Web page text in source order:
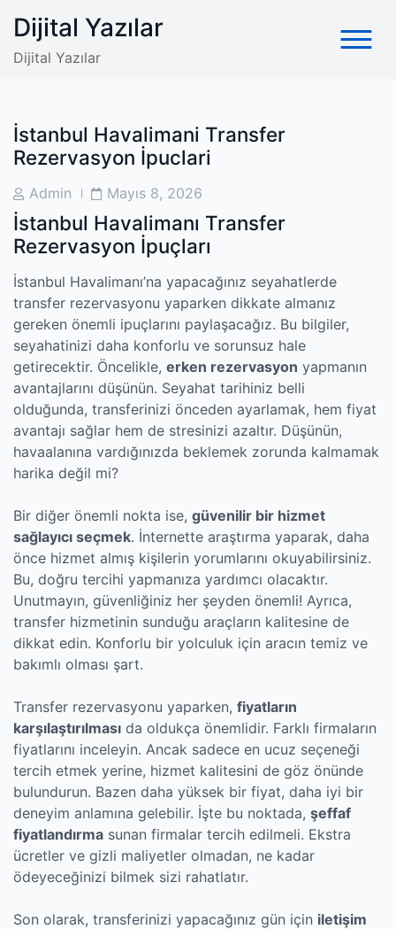
content
Dijital Yazılar
Dijital Yazılar
İstanbul Havalimani Transfer
Rezervasyon İpuclari
Post
Author
Admin
PostMayıs 8, 2026
İstanbul Havalimanı Transfer
Rezervasyon İpuçları
İstanbul Havalimanı’na yapacağınız seyahatlerde
transfer rezervasyonu yaparken dikkate almanız
gereken önemli ipuçlarını paylaşacağız. Bu bilgiler,
seyahatinizi daha konforlu ve sorunsuz hale
getirecektir. Öncelikle, erken rezervasyon yapmanın
avantajlarını düşünün. Seyahat tarihiniz belli
olduğunda, transferinizi önceden ayarlamak, hem fiyat
avantajı sağlar hem de stresinizi azaltır. Düşünün,
havaalanına vardığınızda beklemek zorunda kalmamak
harika değil mi?
Bir diğer önemli nokta ise, güvenilir bir hizmet
sağlayıcı seçmek. İnternette araştırma yaparak, daha
önce hizmet almış kişilerin yorumlarını okuyabilirsiniz.
Bu, doğru tercihi yapmanıza yardımcı olacaktır.
Unutmayın, güvenliğiniz her şeyden önemli! Ayrıca,
transfer hizmetinin sunduğu araçların kalitesine de
dikkat edin. Konforlu bir yolculuk için aracın temiz ve
bakımlı olması şart.
Transfer rezervasyonu yaparken, fiyatların
karşılaştırılması da oldukça önemlidir. Farklı firmaların
fiyatlarını inceleyin. Ancak sadece en ucuz seçeneği
tercih etmek yerine, hizmet kalitesini de göz önünde
bulundurun. Bazen daha yüksek bir fiyat, daha iyi bir
deneyim anlamına gelebilir. İşte bu noktada, şeffaf
fiyatlandırma sunan firmalar tercih edilmeli. Ekstra
ücretler ve gizli maliyetler olmadan, ne kadar
ödeyeceğinizi bilmek sizi rahatlatır.
Son olarak, transferinizi yapacağınız gün için iletişim